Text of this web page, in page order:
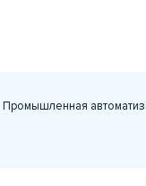
Промышленная